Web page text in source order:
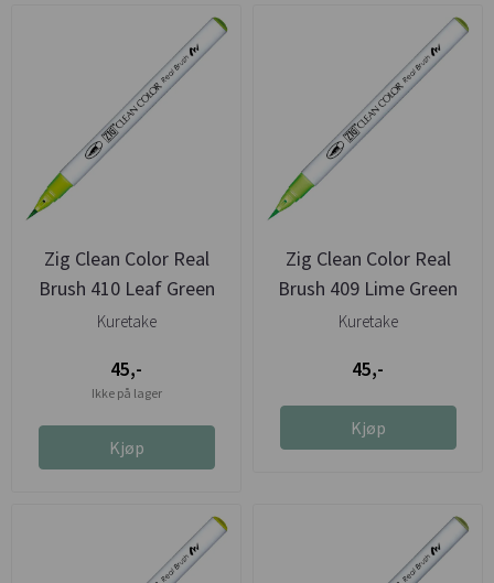
Zig Clean Color Real
Brush 410 Leaf Green
Kuretake
45,-
Ikke på lager
Kjøp
Zig Clean Color Real
Brush 409 Lime Green
Kuretake
45,-
Kjøp